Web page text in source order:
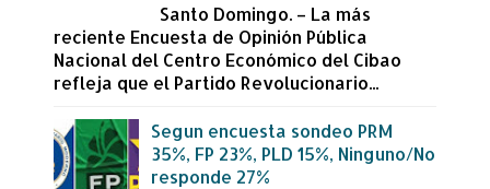
Santo Domingo. – La más
reciente Encuesta de Opinión Pública
Nacional del Centro Económico del Cibao
refleja que el Partido Revolucionario...
Segun encuesta sondeo PRM
35%, FP 23%, PLD 15%, Ninguno/No
responde 27%